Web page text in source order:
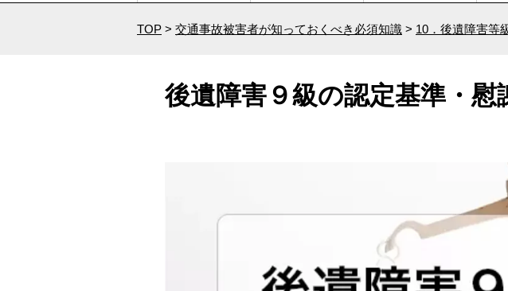
TOP > 交通事故被害者が知っておくべき必須知識 > 10．後遺障害等
後遺障害９級の認定基準・慰